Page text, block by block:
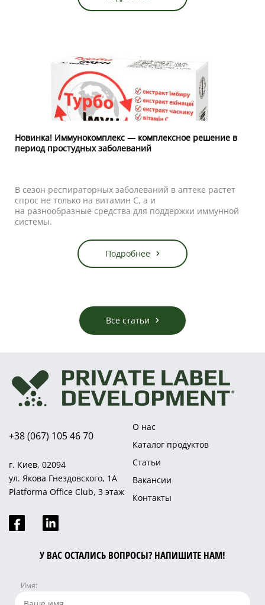
Новинка! Иммунокомплекс — комплексное решение в
период простудных заболеваний
В сезон респираторных заболеваний в аптеке растет
спрос не только на витамин С, а и
на разнообразные средства для поддержки иммунной
системы.
«Дайте что-нибудь для иммунитета», то ему бывает
сложно выбрать оптимальное средство для
рекомендации среди различных групп. А предложение
Подробнее
Все статьи
+38 (067) 105 46 70
г. Киев, 02094
ул. Якова Гнездовского, 1А
Platforma Office Club, 3 этаж
О нас
Каталог продуктов
Статьи
Вакансии
Контакты
У ВАС ОСТАЛИСЬ ВОПРОСЫ? НАПИШИТЕ НАМ!
Имя: